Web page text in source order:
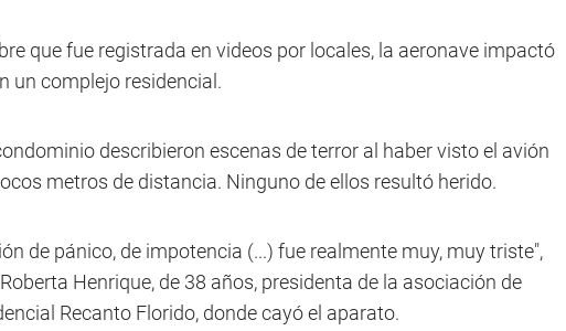
que fue registrada en videos por locales, la aeronave impactó
un complejo residencial.
describieron escenas de terror al haber visto el avión
metros de distancia. Ninguno de ellos resultó herido.
de pánico, de impotencia (...) fue realmente muy, muy triste",
Henrique, de 38 años, presidenta de la asociación de
Recanto Florido, donde cayó el aparato.